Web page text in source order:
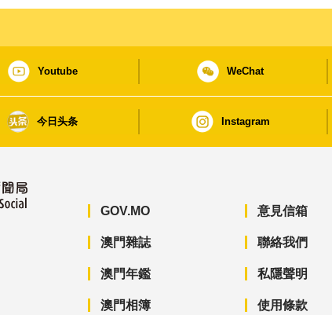
Youtube WeChat
今日头条 Instagram
GOV.MO
澳門雜誌
澳門年鑑
澳門相簿
意見信箱
聯絡我們
私隱聲明
使用條款